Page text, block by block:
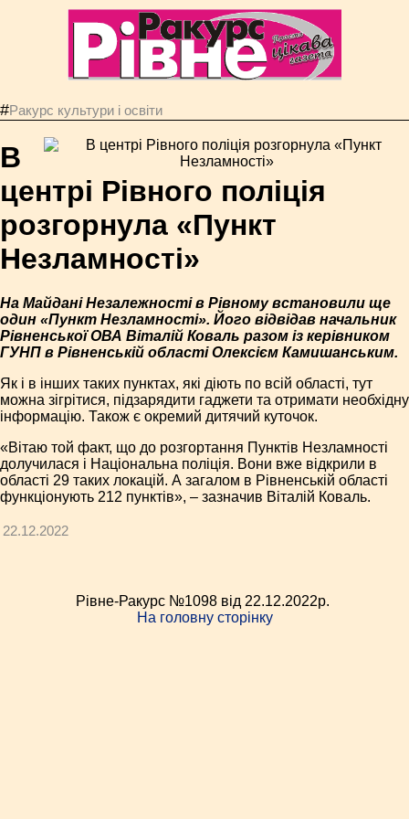
#Ракурс культури і освіти
В
центрі Рівного поліція
розгорнула «Пункт
Незламності»
На Майдані Незалежності в Рівному встановили ще
один «Пункт Незламності». Його відвідав начальник
Рівненської ОВА Віталій Коваль разом із керівником
ГУНП в Рівненській області Олексієм Камишанським.
Як і в інших таких пунктах, які діють по всій області, тут
можна зігрітися, підзарядити гаджети та отримати необхідну
інформацію. Також є окремий дитячий куточок.
«Вітаю той факт, що до розгортання Пунктів Незламності
долучилася і Національна поліція. Вони вже відкрили в
області 29 таких локацій. А загалом в Рівненській області
функціонують 212 пунктів», – зазначив Віталій Коваль.
22.12.2022
Рівне-Ракурс №1098 від 22.12.2022p.
На головну сторінку